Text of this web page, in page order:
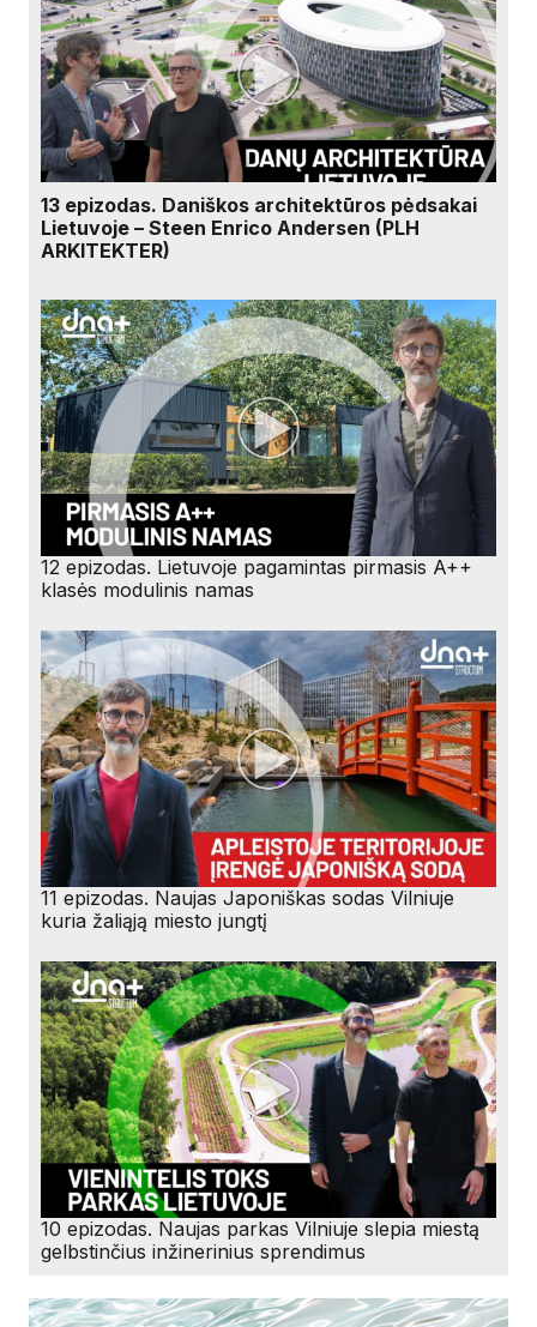
13 epizodas. Daniškos architektūros pėdsakai
Lietuvoje – Steen Enrico Andersen (PLH
ARKITEKTER)
12 epizodas. Lietuvoje pagamintas pirmasis A++
klasės modulinis namas
11 epizodas. Naujas Japoniškas sodas Vilniuje
kuria žaliąją miesto jungtį
10 epizodas. Naujas parkas Vilniuje slepia miestą
gelbstinčius inžinerinius sprendimus